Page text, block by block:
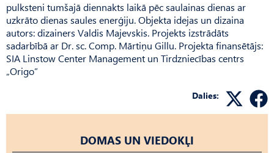
pulksteni tumšajā diennakts laikā pēc saulainas dienas ar
uzkrāto dienas saules enerģiju. Objekta idejas un dizaina
autors: dizainers Valdis Majevskis. Projekts izstrādāts
sadarbībā ar Dr. sc. Comp. Mārtiņu Gillu. Projekta finansētājs:
SIA Linstow Center Management un Tirdzniecības centrs
„Origo”
Dalies:
DOMAS UN VIEDOKĻI